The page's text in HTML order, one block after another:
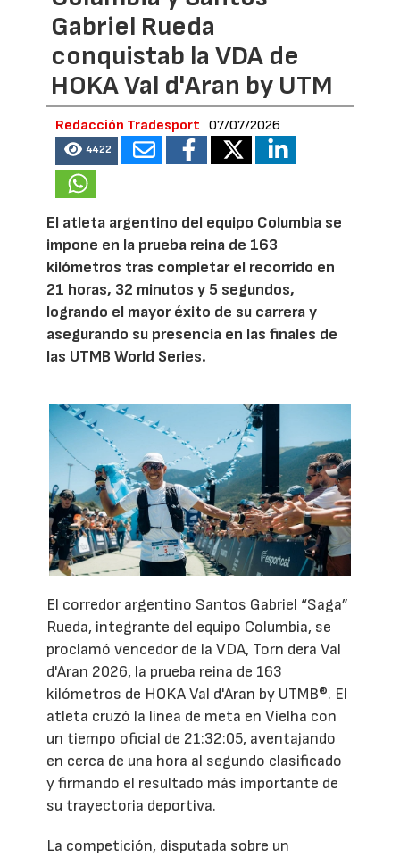
Gabriel Rueda
conquistab la VDA de
HOKA Val d'Aran by UTM
Redacción Tradesport 07/07/2026
4422
El atleta argentino del equipo Columbia se
impone en la prueba reina de 163
kilómetros tras completar el recorrido en
21 horas, 32 minutos y 5 segundos,
logrando el mayor éxito de su carrera y
asegurando su presencia en las finales de
las UTMB World Series.
El corredor argentino Santos Gabriel “Saga”
Rueda, integrante del equipo Columbia, se
proclamó vencedor de la VDA, Torn dera Val
d'Aran 2026, la prueba reina de 163
kilómetros de HOKA Val d'Aran by UTMB®. El
atleta cruzó la línea de meta en Vielha con
un tiempo oficial de 21:32:05, aventajando
en cerca de una hora al segundo clasificado
y firmando el resultado más importante de
su trayectoria deportiva.
La competición, disputada sobre un